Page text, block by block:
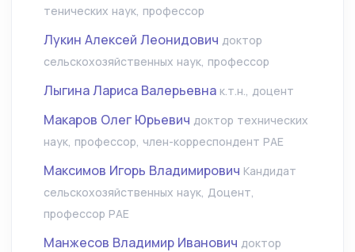
тенических наук, профессор
Лукин Алексей Леонидович доктор
сельскохозяйственных наук, профессор
Лыгина Лариса Валерьевна к.т.н., доцент
Макаров Олег Юрьевич доктор технических
наук, профессор, член-корреспондент РАЕ
Максимов Игорь Владимирович Кандидат
сельскохозяйственных наук, Доцент,
профессор РАЕ
Манжесов Владимир Иванович доктор